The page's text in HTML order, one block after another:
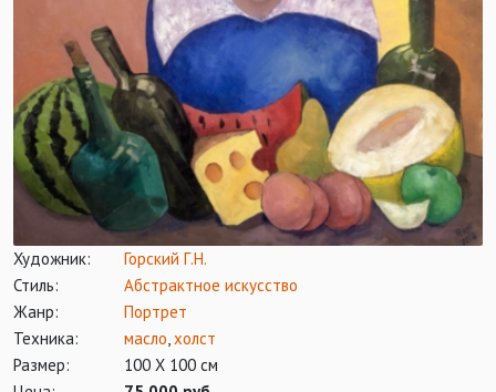
Художник:
Горский Г.Н.
Стиль:
Абстрактное искусство
Жанр:
Портрет
Техника:
масло холст
Размер:
100 Х 100 см